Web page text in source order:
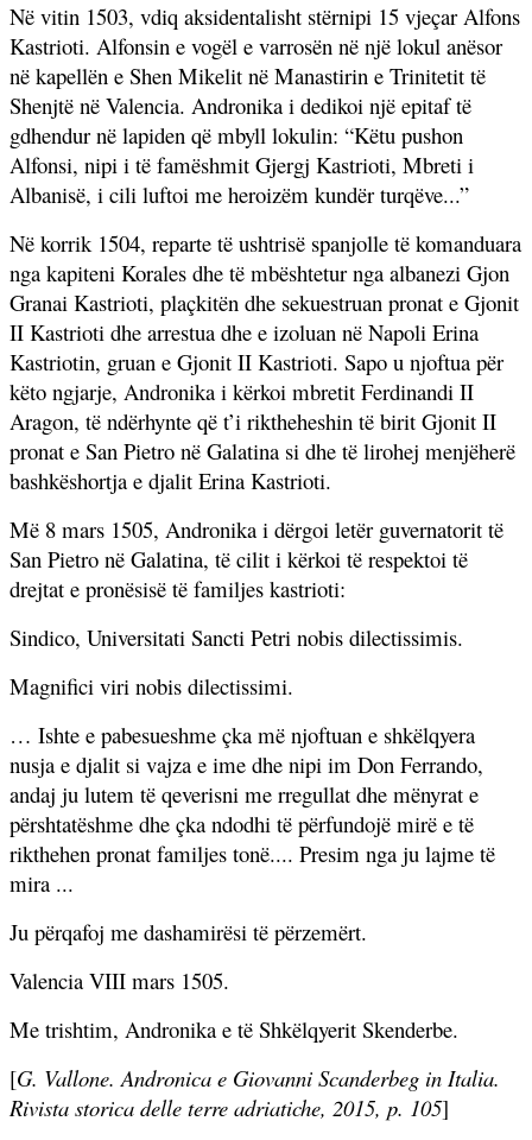
Në vitin 1503, vdiq aksidentalisht stërnipi 15 vjeçar Alfons
Kastrioti. Alfonsin e vogël e varrosën në një lokul anësor
në kapellën e Shen Mikelit në Manastirin e Trinitetit të
Shenjtë në Valencia. Andronika i dedikoi një epitaf të
gdhendur në lapiden që mbyll lokulin: “Këtu pushon
Alfonsi, nipi i të famëshmit Gjergj Kastrioti, Mbreti i
Albanisë, i cili luftoi me heroizëm kundër turqëve...”
Në korrik 1504, reparte të ushtrisë spanjolle të komanduara
nga kapiteni Korales dhe të mbështetur nga albanezi Gjon
Granai Kastrioti, plaçkitën dhe sekuestruan pronat e Gjonit
II Kastrioti dhe arrestua dhe e izoluan në Napoli Erina
Kastriotin, gruan e Gjonit II Kastrioti. Sapo u njoftua për
këto ngjarje, Andronika i kërkoi mbretit Ferdinandi II
Aragon, të ndërhynte që t’i riktheheshin të birit Gjonit II
pronat e San Pietro në Galatina si dhe të lirohej menjëherë
bashkëshortja e djalit Erina Kastrioti.
Më 8 mars 1505, Andronika i dërgoi letër guvernatorit të
San Pietro në Galatina, të cilit i kërkoi të respektoi të
drejtat e pronësisë të familjes kastrioti:
Sindico, Universitati Sancti Petri nobis dilectissimis.
Magnifici viri nobis dilectissimi.
… Ishte e pabesueshme çka më njoftuan e shkëlqyera
nusja e djalit si vajza e ime dhe nipi im Don Ferrando,
andaj ju lutem të qeverisni me rregullat dhe mënyrat e
përshtatëshme dhe çka ndodhi të përfundojë mirë e të
rikthehen pronat familjes tonë.... Presim nga ju lajme të
mira ...
Ju përqafoj me dashamirësi të përzemërt.
Valencia VIII mars 1505.
Me trishtim, Andronika e të Shkëlqyerit Skenderbe.
[G. Vallone. Andronica e Giovanni Scanderbeg in Italia.
Rivista storica delle terre adriatiche, 2015, p. 105]